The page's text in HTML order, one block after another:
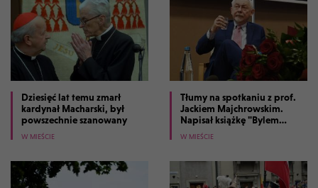
Dziesięć lat temu zmarł
kardynał Macharski, był
powszechnie szanowany
W MIEŚCIE
Tłumy na spotkaniu z prof.
Jackiem Majchrowskim.
Napisał książkę "Bylem
prezydentem Krakowa"
W MIEŚCIE